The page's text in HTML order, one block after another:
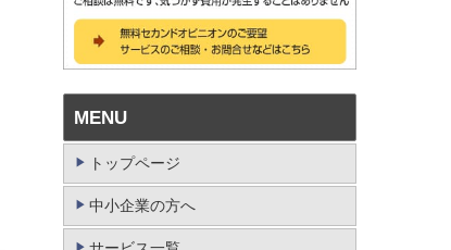
MENU
トップページ
中小企業の方へ